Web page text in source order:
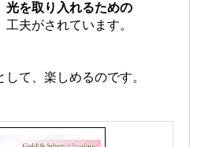
光を取り入れるための
工夫がされています。
て、楽しめるのです。